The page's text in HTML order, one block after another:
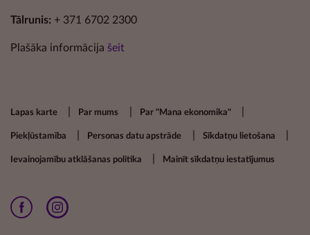
Tālrunis: + 371 6702 2300
Plašāka informācija šeit
Footer secondary menu
Lapas karte Par mums Par "Mana ekonomika"
Piekļūstamība Personas datu apstrāde Sīkdatņu lietošana
Ievainojamību atklāšanas politika Mainīt sīkdatņu iestatījumus